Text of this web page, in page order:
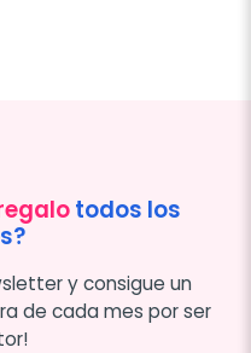
todos los
y consigue un
de cada mes por ser